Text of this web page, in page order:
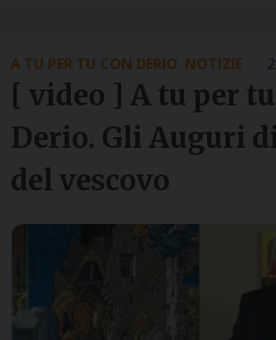
A TU PER TU CON DERIO NOTIZIE
[ video ] A tu per
Derio. Gli Auguri
del vescovo